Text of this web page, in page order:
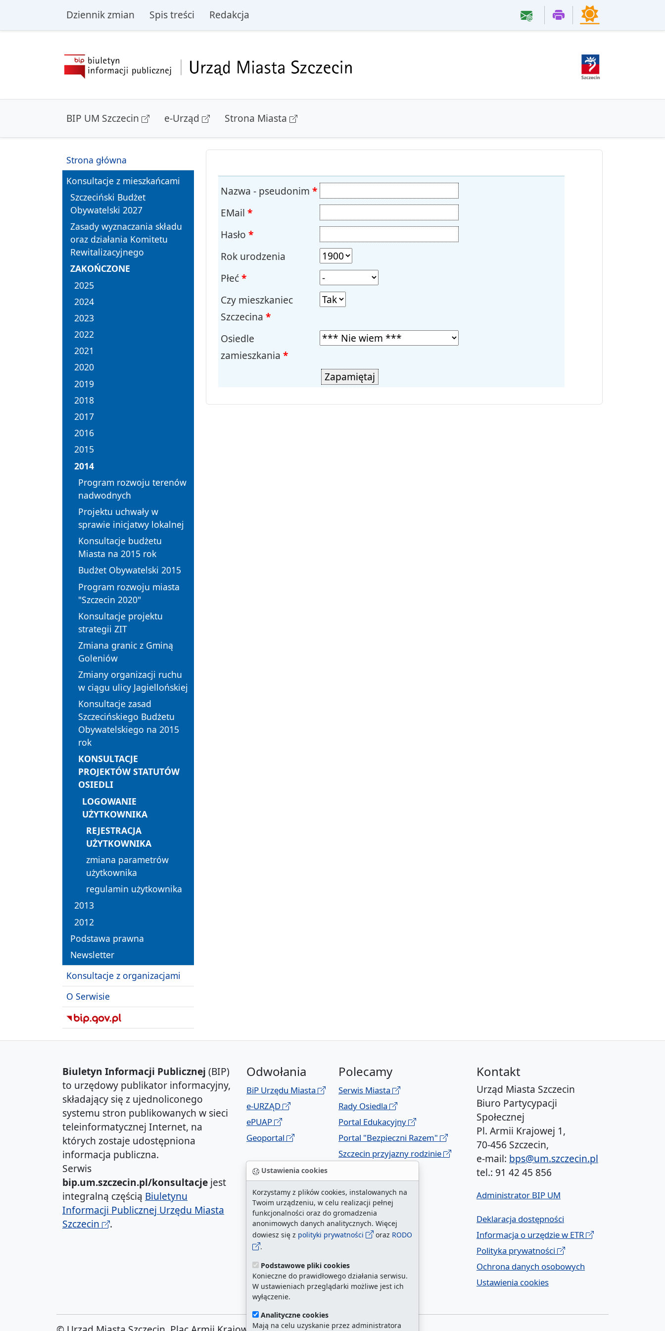
przejdź do głównego menu przejdź do treści
Ustawienia cookies
Korzystamy z plików cookies, instalowanych na
Twoim urządzeniu, w celu realizacji pełnej
funkcjonalności oraz do gromadzenia
anonimowych danych analitycznych. Więcej
dowiesz się z polityki prywatności oraz RODO
.
Podstawowe pliki cookies
Konieczne do prawidłowego działania serwisu.
W ustawieniach przeglądarki możliwe jest ich
wyłączenie.
Analityczne cookies
Mają na celu uzyskanie przez administratora
Dziennik zmian Spis treści Redakcja
BIP UM Szczecin e-Urząd Strona Miasta
Strona główna
Konsultacje z mieszkańcami
Szczeciński Budżet
Obywatelski 2027
Zasady wyznaczania składu
oraz działania Komitetu
Rewitalizacyjnego
ZAKOŃCZONE
2025
2024
2023
2022
2021
2020
2019
2018
2017
2016
2015
2014
Program rozwoju terenów
nadwodnych
Projektu uchwały w
sprawie inicjatwy lokalnej
Konsultacje budżetu
Miasta na 2015 rok
Budżet Obywatelski 2015
Program rozwoju miasta
"Szczecin 2020"
Konsultacje projektu
strategii ZIT
Zmiana granic z Gminą
Goleniów
Zmiany organizacji ruchu
w ciągu ulicy Jagiellońskiej
Konsultacje zasad
Szczecińskiego Budżetu
Obywatelskiego na 2015
rok
KONSULTACJE
PROJEKTÓW STATUTÓW
OSIEDLI
LOGOWANIE
UŻYTKOWNIKA
REJESTRACJA
UŻYTKOWNIKA
zmiana parametrów
użytkownika
regulamin użytkownika
2013
2012
Podstawa prawna
Newsletter
Konsultacje z organizacjami
O Serwisie
Nazwa - pseudonim *
EMail *
Hasło *
Rok urodzenia
Płeć*
Czy mieszkaniec
Szczecina *
Osiedle
zamieszkania *
Biuletyn Informacji Publicznej (BIP)
to urzędowy publikator informacyjny,
składający się z ujednoliconego
systemu stron publikowanych w sieci
teleinformatycznej Internet, na
których zostaje udostępniona
informacja publiczna.
Serwis
bip.um.szczecin.pl/konsultacje jest
integralną częścią Biuletynu
Informacji Publicznej Urzędu Miasta
Szczecin
.
Odwołania
BiP Urzędu Miasta
e-URZĄD
ePUAP
Geoportal
Polecamy
Serwis Miasta
Rady Osiedla
Portal Edukacyjny
Portal "Bezpieczni Razem"
Szczecin przyjazny rodzinie
Kontakt
Urząd Miasta Szczecin
Biuro Partycypacji
Społecznej
Pl. Armii Krajowej 1,
70-456 Szczecin,
e-mail: bps@um.szczecin.pl
tel.: 91 42 45 856
Administrator BIP UM
Deklaracja dostępności
Informacja o urzędzie w ETR
Polityka prywatności
Ochrona danych osobowych
Ustawienia cookies